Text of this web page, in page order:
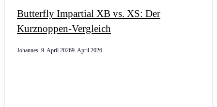
Butterfly Impartial XB vs. XS: Der
Kurznoppen-Vergleich
Johannes 9. April 20269. April 2026